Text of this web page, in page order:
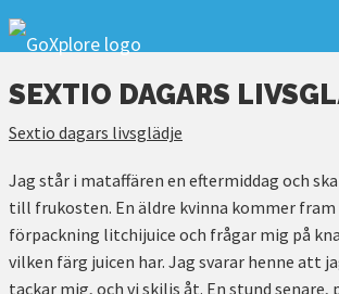
SEXTIO DAGARS
Sextio dagars livsglädje
Jag står i mataffären en eftermiddag och
till frukosten. En äldre kvinna kommer
förpackning litchijuice och frågar mig på
vilken färg juicen har. Jag svarar henne att
tackar mig, och vi skiljs åt. En stund senare,